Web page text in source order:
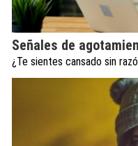
Señales de
¿Te sientes cansado sin